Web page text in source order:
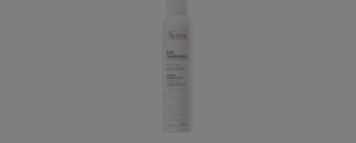
Termal